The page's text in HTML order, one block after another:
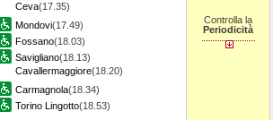
Ceva(17.35)
Mondovi(17.49)
Fossano(18.03)
Savigliano(18.13)
Cavallermaggiore(18.20)
Carmagnola(18.34)
Torino Lingotto(18.53)
Controlla la
Periodicità